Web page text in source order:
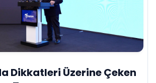
Dikkatleri Üzerine Çeken